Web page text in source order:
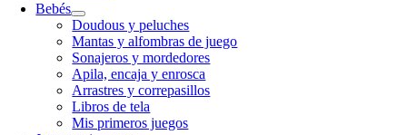
Bebés
Doudous y peluches
Mantas y alfombras de juego
Sonajeros y mordedores
Apila, encaja y enrosca
Arrastres y correpasillos
Libros de tela
Mis primeros juegos